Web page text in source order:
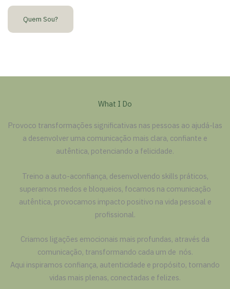
Quem Sou?
What I Do
Provoco transformações significativas nas pessoas ao ajudá-las
a desenvolver uma comunicação mais clara, confiante e
autêntica, potenciando a felicidade.
Treino a auto-aconfiança, desenvolvendo skills práticos,
superamos medos e bloqueios, focamos na comunicação
autêntica, provocamos impacto positivo na vida pessoal e
profissional.
Criamos ligações emocionais mais profundas, através da
comunicação, transformando cada um de nós.
Aqui inspiramos confiança, autenticidade e propósito, tornando
vidas mais plenas, conectadas e felizes.